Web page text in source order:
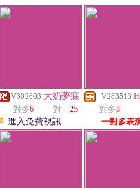
V302603 大奶夢寐
一對多6 一對一25
進入免費視訊
V283513
一對多8
一對多表